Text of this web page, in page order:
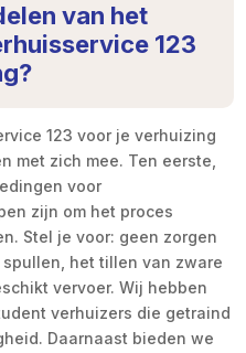
van het
123
123 voor je verhuizing
met zich mee. Ten eerste,
voor
zijn om het proces
Stel je voor: geen zorgen
het tillen van zware
vervoer. Wij hebben
verhuizers die getraind
Daarnaast bieden we